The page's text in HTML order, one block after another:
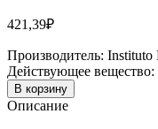
421,39₽
Производитель: Instituto
Действующее вещество:
В корзину
Описание